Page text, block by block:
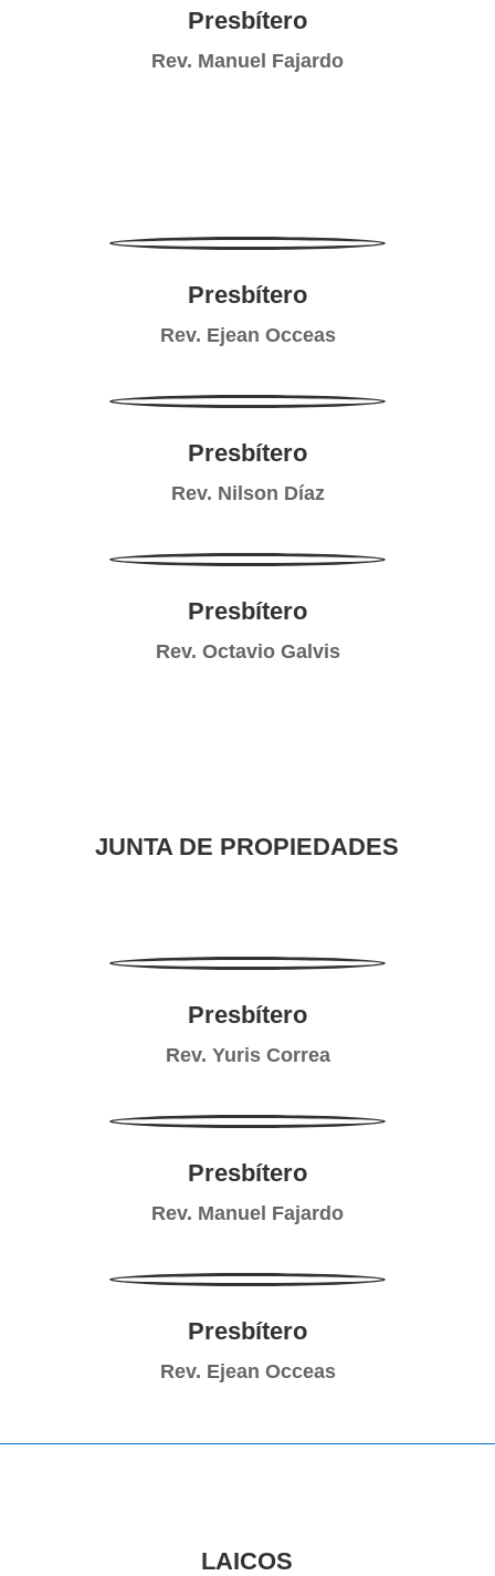
Presbítero
Rev. Manuel Fajardo
Presbítero
Rev. Ejean Occeas
Presbítero
Rev. Nilson Díaz
Presbítero
Rev. Octavio Galvis
JUNTA DE PROPIEDADES
Presbítero
Rev. Yuris Correa
Presbítero
Rev. Manuel Fajardo
Presbítero
Rev. Ejean Occeas
LAICOS